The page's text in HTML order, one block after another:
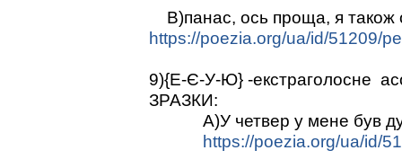
В)панас, ось проща, я також
https://poezia.org/ua/id/51209/
9){Е-Є-У-Ю} -екстраголосне
ЗРАЗКИ:
А)У четвер у мене був
https://poezia.org/ua/id/